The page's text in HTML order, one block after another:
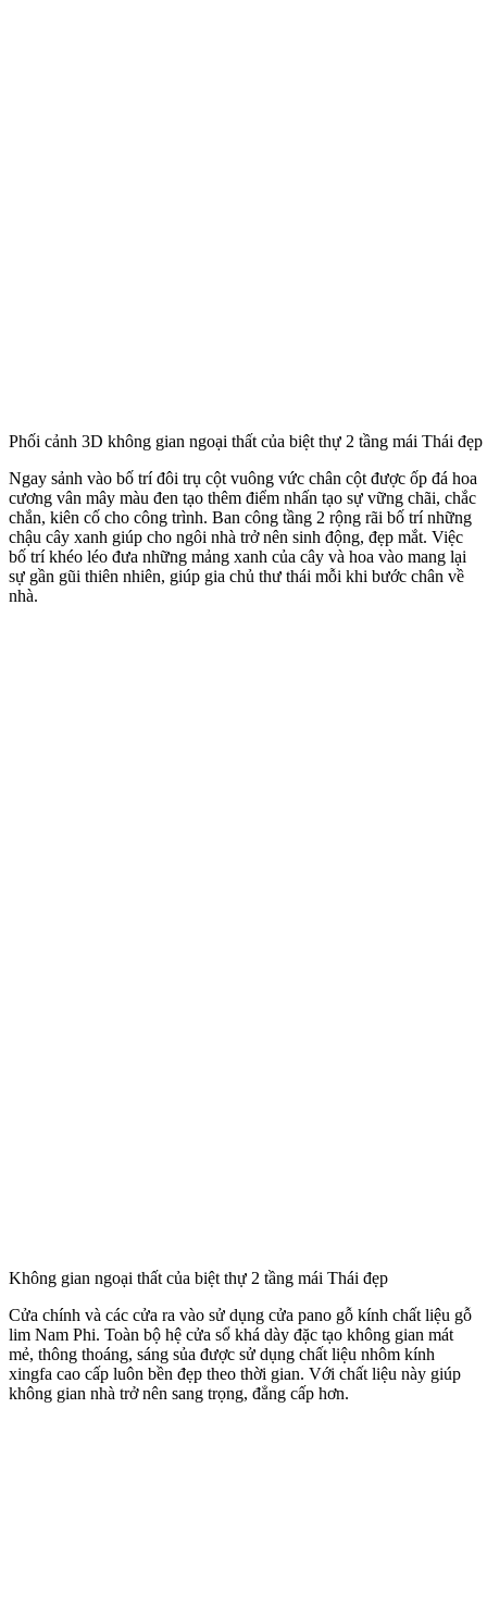
Phối cảnh 3D không gian ngoại thất của biệt thự 2 tầng mái Thái đẹp
Ngay sảnh vào bố trí đôi trụ cột vuông vức chân cột được ốp đá hoa
cương vân mây màu đen tạo thêm điểm nhấn tạo sự vững chãi, chắc
chắn, kiên cố cho công trình. Ban công tầng 2 rộng rãi bố trí những
chậu cây xanh giúp cho ngôi nhà trở nên sinh động, đẹp mắt. Việc
bố trí khéo léo đưa những mảng xanh của cây và hoa vào mang lại
sự gần gũi thiên nhiên, giúp gia chủ thư thái mỗi khi bước chân về
nhà.
Không gian ngoại thất của biệt thự 2 tầng mái Thái đẹp
Cửa chính và các cửa ra vào sử dụng cửa pano gỗ kính chất liệu gỗ
lim Nam Phi. Toàn bộ hệ cửa sổ khá dày đặc tạo không gian mát
mẻ, thông thoáng, sáng sủa được sử dụng chất liệu nhôm kính
xingfa cao cấp luôn bền đẹp theo thời gian. Với chất liệu này giúp
không gian nhà trở nên sang trọng, đẳng cấp hơn.